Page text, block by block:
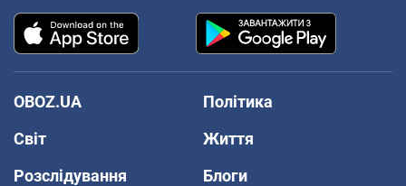
OBOZ.UA
Політика
Світ
Життя
Розслідування
Блоги